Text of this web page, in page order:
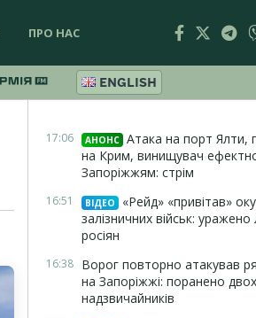
ПРО НАС
ENGLISH
17:06 АНОНС Атака на порт Ялти,
на Крим, винищувач
Запоріжжям: стрім
16:51 ВІДЕО
«Рейд» «привітав»
залізничних військ:
росіян
16:38 Ворог повторно атакував
на Запоріжжі: поранено двох
надзвичайників